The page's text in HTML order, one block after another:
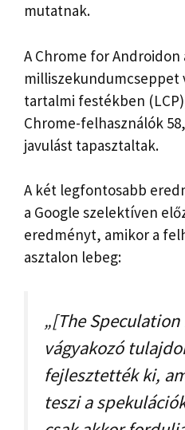
mutatnak.
A Chrome for Androidon
milliszekundumcseppet
tartalmi festékben
Chrome-felhasználók
javulást tapasztaltak.
A két legfontosabb
a Google szelektíven
eredményt, amikor a
asztalon lebeg:
„[The Speculation
vágyakozó
fejlesztették ki,
teszi a